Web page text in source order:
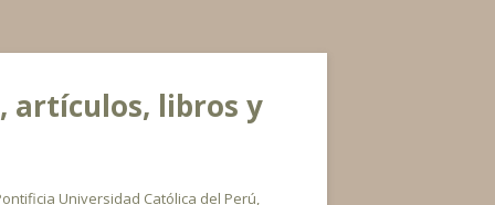
artículos, libros y
Universidad Católica del Perú,